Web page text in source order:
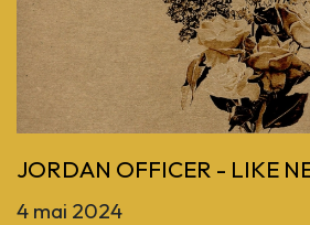
JORDAN OFFICER - LIKE
4 mai 2024
Previous